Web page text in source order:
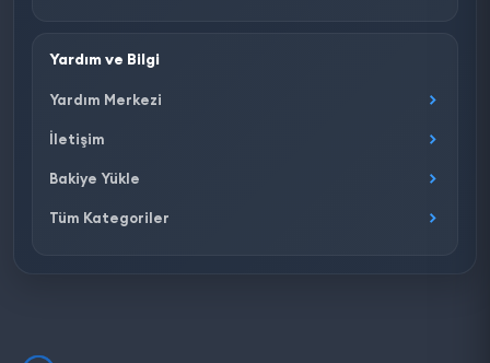
Yardım ve Bilgi
Yardım Merkezi
İletişim
Bakiye Yükle
Tüm Kategoriler